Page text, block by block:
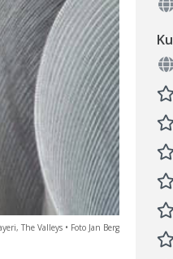
The Valleys • Foto Jan Berg​